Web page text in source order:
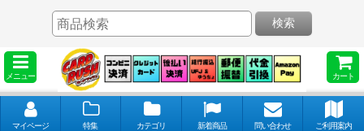
メニュー カート
検索
マイページ 特集 カテゴリ 新着商品 問い合わせ ご利用案内